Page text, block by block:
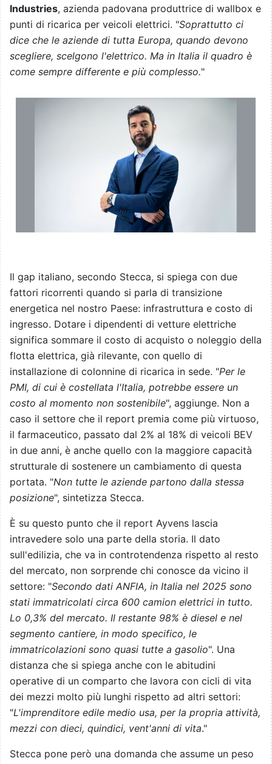
Industries, azienda padovana produttrice di wallbox e
punti di ricarica per veicoli elettrici. "Soprattutto ci
dice che le aziende di tutta Europa, quando devono
scegliere, scelgono l'elettrico. Ma in Italia il quadro è
come sempre differente e più complesso."
Il gap italiano, secondo Stecca, si spiega con due
fattori ricorrenti quando si parla di transizione
energetica nel nostro Paese: infrastruttura e costo di
ingresso. Dotare i dipendenti di vetture elettriche
significa sommare il costo di acquisto o noleggio della
flotta elettrica, già rilevante, con quello di
installazione di colonnine di ricarica in sede. "Per le
PMI, di cui è costellata l'Italia, potrebbe essere un
costo al momento non sostenibile", aggiunge. Non a
caso il settore che il report premia come più virtuoso,
il farmaceutico, passato dal 2% al 18% di veicoli BEV
in due anni, è anche quello con la maggiore capacità
strutturale di sostenere un cambiamento di questa
portata. "Non tutte le aziende partono dalla stessa
posizione", sintetizza Stecca.
È su questo punto che il report Ayvens lascia
intravedere solo una parte della storia. Il dato
sull'edilizia, che va in controtendenza rispetto al resto
del mercato, non sorprende chi conosce da vicino il
settore: "Secondo dati ANFIA, in Italia nel 2025 sono
stati immatricolati circa 600 camion elettrici in tutto.
Lo 0,3% del mercato. Il restante 98% è diesel e nel
segmento cantiere, in modo specifico, le
immatricolazioni sono quasi tutte a gasolio". Una
distanza che si spiega anche con le abitudini
operative di un comparto che lavora con cicli di vita
dei mezzi molto più lunghi rispetto ad altri settori:
"L'imprenditore edile medio usa, per la propria attività,
mezzi con dieci, quindici, vent'anni di vita."
Stecca pone però una domanda che assume un peso